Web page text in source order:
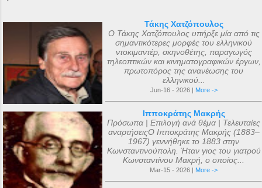
Τάκης Χατζόπουλος
Ο Τάκης Χατζόπουλος υπήρξε μία από τις
σημαντικότερες μορφές του ελληνικού
ντοκιμαντέρ, σκηνοθέτης, παραγωγός
τηλεοπτικών και κινηματογραφικών έργων,
πρωτοπόρος της ανανέωσης του
ελληνικού...
Jun-16 - 2026 | More ->
Ιπποκράτης Μακρής
Πρόσωπα | Επιλογή ανά θέμα | Τελευταίες
αναρτήσειςΟ Ιπποκράτης Μακρής (1883–
1967) γεννήθηκε το 1883 στην
Κωνσταντινούπολη. Ήταν γιος του γιατρού
Κωνσταντίνου Μακρή, ο οποίος...
Mar-15 - 2026 | More ->